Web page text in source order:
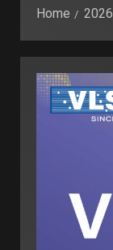
Home 2026